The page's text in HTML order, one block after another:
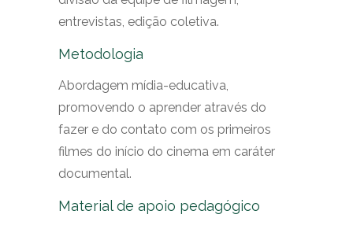
entrevistas, edição coletiva.
Metodologia
Abordagem mídia-educativa,
promovendo o aprender através do
fazer e do contato com os primeiros
filmes do início do cinema em caráter
documental.
Material de apoio pedagógico